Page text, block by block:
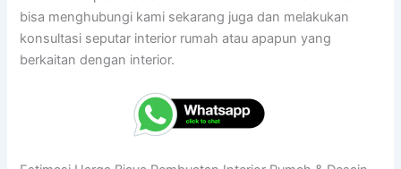
bisa menghubungi kami sekarang juga dan melakukan
konsultasi seputar interior rumah atau apapun yang
berkaitan dengan interior.